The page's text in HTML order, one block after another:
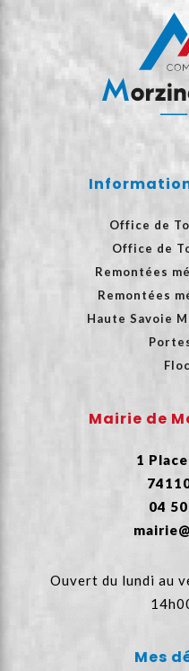
Office de
Office de
Remontées
Remontées
Haute Savoie
Mairie de
1
04
Ouvert du lundi au
Mes